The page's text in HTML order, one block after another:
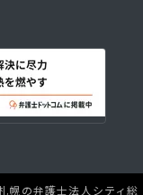
の弁護士法人シティ総